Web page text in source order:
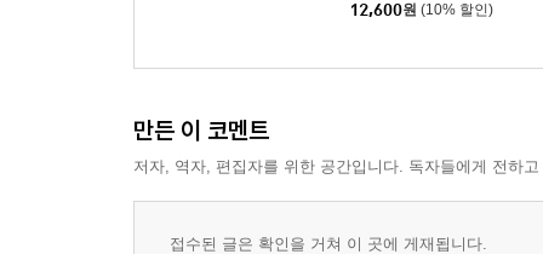
12,600원 (10% 할인)
만든 이 코멘트
저자, 역자, 편집자를 위한 공간입니다. 독자들에게 전하
접수된 글은 확인을 거쳐 이 곳에 게재됩니다.